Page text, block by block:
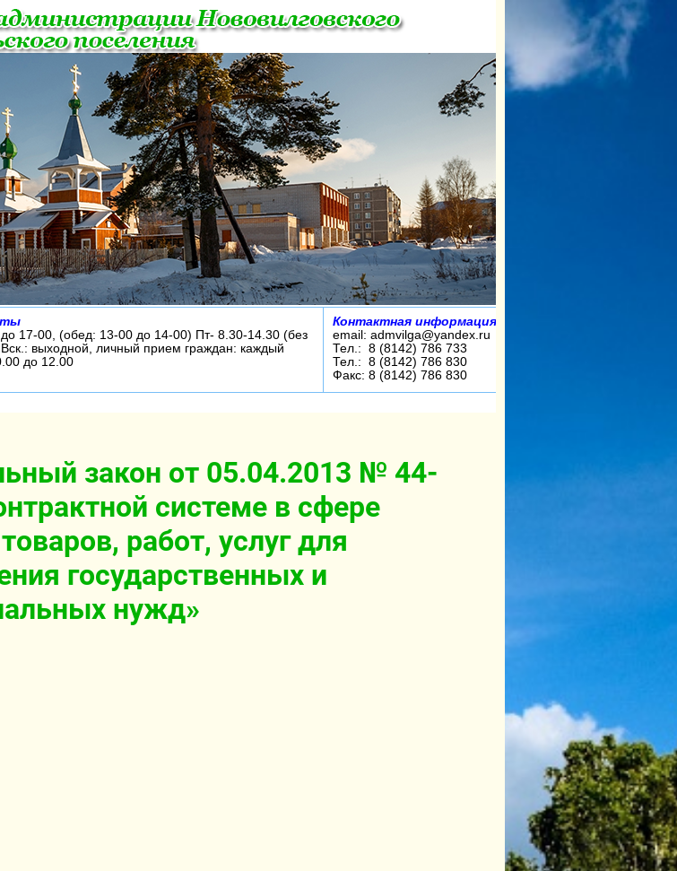
17-00, (обед: 13-00 до 14-00) Пт- 8.30-14.30 (без
выходной, личный прием граждан: каждый
до 12.00
Контактная информация:
email: admvilga@yandex.ru
Тел.: 8 (8142) 786 733
Тел.: 8 (8142) 786 830
Факс: 8 (8142) 786 830
закон от 05.04.2013 № 44-
системе в сфере
работ, услуг для
государственных и
нужд»